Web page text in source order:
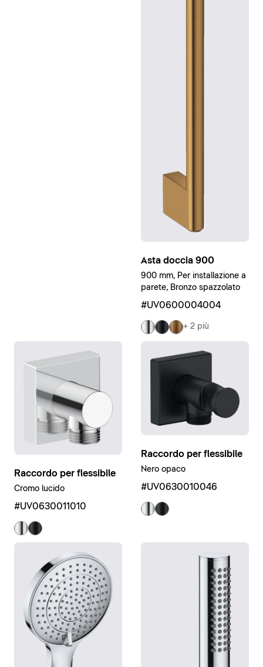
Asta doccia 900
900 mm, Per installazione a
parete, Bronzo spazzolato
#UV0600004004
+ 2 più
Raccordo per flessibile
Cromo lucido
#UV0630011010
Raccordo per flessibile
Nero opaco
#UV0630010046